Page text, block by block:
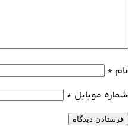
نام *
شماره موبایل *